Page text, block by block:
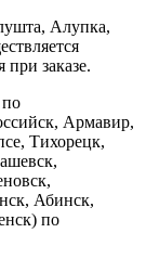
Алупка,
при заказе.
по
Армавир,
Тихорецк,
Абинск,
по